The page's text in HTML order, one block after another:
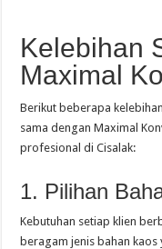
Kelebihan
Maximal
Berikut beberapa
sama dengan Maximal
profesional di Cisalak:
1. Pilihan
Kebutuhan setiap klien
beragam jenis bahan kaos